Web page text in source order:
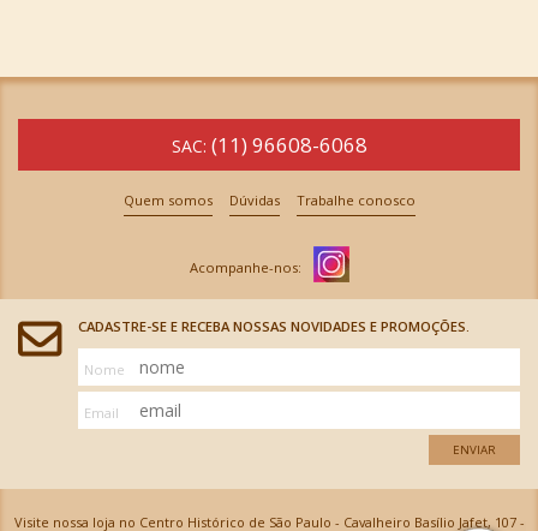
SAC: (11) 96608-6068
Quem somos Dúvidas Trabalhe conosco
CADASTRE-SE E RECEBA NOSSAS NOVIDADES E PROMOÇÕES.
Nome
Email
ENVIAR
Visite nossa loja no Centro Histórico de São Paulo - Cavalheiro Basílio Jafet, 107 -